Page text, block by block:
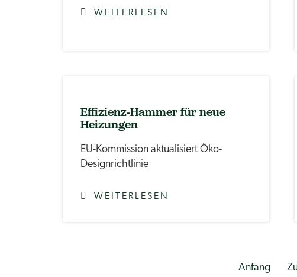
WEITERLESEN
Effizienz-Hammer für neue
Heizungen
EU-Kommission aktualisiert Öko-
Designrichtlinie
WEITERLESEN
Anfang